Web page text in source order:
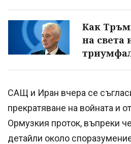
Как
на света
САЩ и Иран вчера се
прекратяване на войната и
Ормузкия проток, въпреки
детайли около